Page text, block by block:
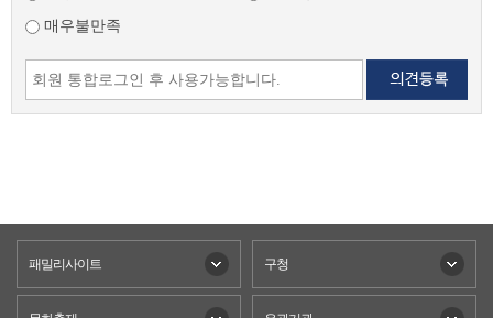
매우불만족
패밀리사이트 구청